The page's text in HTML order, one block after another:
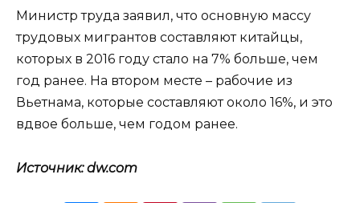
Министр труда заявил, что основную массу
трудовых мигрантов составляют китайцы,
которых в 2016 году стало на 7% больше, чем
год ранее. На втором месте – рабочие из
Вьетнама, которые составляют около 16%, и это
вдвое больше, чем годом ранее.
Источник: dw.com